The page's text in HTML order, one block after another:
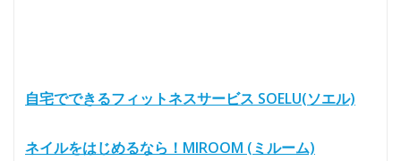
自宅でできるフィットネスサービス SOELU(ソエル)
ネイルをはじめるなら！MIROOM (ミルーム)